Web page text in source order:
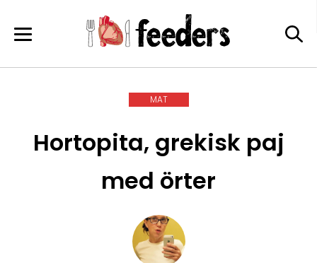
MAT
Hortopita, grekisk paj
med örter